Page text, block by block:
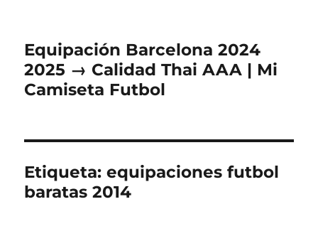
Equipación Barcelona 2024
2025 → Calidad Thai AAA | Mi
Camiseta Futbol
Etiqueta:equipaciones futbol
baratas 2014